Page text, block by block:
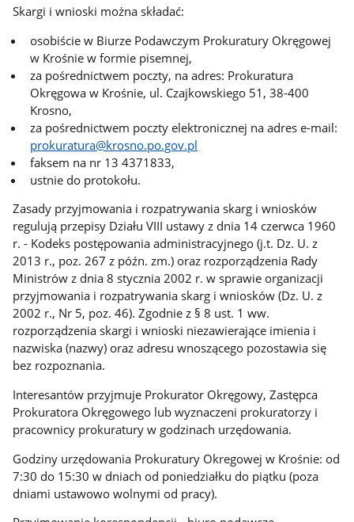
Skargi i wnioski można składać:
osobiście w Biurze Podawczym Prokuratury Okręgowej
w Krośnie w formie pisemnej,
za pośrednictwem poczty, na adres: Prokuratura
Okręgowa w Krośnie, ul. Czajkowskiego 51, 38-400
Krosno,
za pośrednictwem poczty elektronicznej na adres e-mail:
prokuratura@krosno.po.gov.pl
faksem na nr 13 4371833,
ustnie do protokołu.
Zasady przyjmowania i rozpatrywania skarg i wniosków
regulują przepisy Działu VIII ustawy z dnia 14 czerwca 1960
r. - Kodeks postępowania administracyjnego (j.t. Dz. U. z
2013 r., poz. 267 z późn. zm.) oraz rozporządzenia Rady
Ministrów z dnia 8 stycznia 2002 r. w sprawie organizacji
przyjmowania i rozpatrywania skarg i wniosków (Dz. U. z
2002 r., Nr 5, poz. 46). Zgodnie z § 8 ust. 1 ww.
rozporządzenia skargi i wnioski niezawierające imienia i
nazwiska (nazwy) oraz adresu wnoszącego pozostawia się
bez rozpoznania.
Interesantów przyjmuje Prokurator Okręgowy, Zastępca
Prokuratora Okręgowego lub wyznaczeni prokuratorzy i
pracownicy prokuratury w godzinach urzędowania.
Godziny urzędowania Prokuratury Okregowej w Krośnie: od
7:30 do 15:30 w dniach od poniedziałku do piątku (poza
dniami ustawowo wolnymi od pracy).